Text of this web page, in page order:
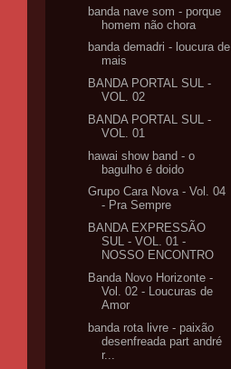
banda nave som - porque
homem não chora
banda demadri - loucura de
mais
BANDA PORTAL SUL -
VOL. 02
BANDA PORTAL SUL -
VOL. 01
hawai show band - o
bagulho é doido
Grupo Cara Nova - Vol. 04
- Pra Sempre
BANDA EXPRESSÃO
SUL - VOL. 01 -
NOSSO ENCONTRO
Banda Novo Horizonte -
Vol. 02 - Loucuras de
Amor
banda rota livre - paixão
desenfreada part andré
r...